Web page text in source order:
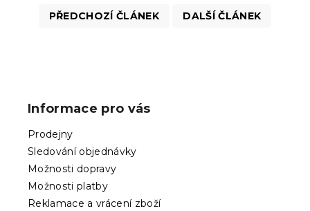
PŘEDCHOZÍ ČLÁNEK DALŠÍ ČLÁNEK
Informace pro vás
Prodejny
Sledování objednávky
Možnosti dopravy
Možnosti platby
Reklamace a vrácení zboží